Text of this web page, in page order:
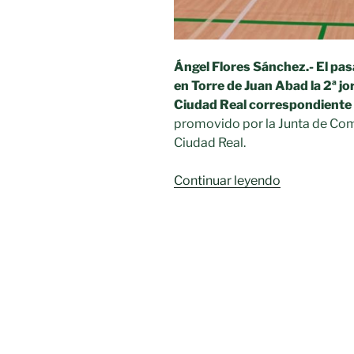
Ángel Flores Sánchez.- El
en Torre de Juan Abad la 2ª
Ciudad Real
promovido por la Junta de
Ciudad Real.
Continuar leyendo